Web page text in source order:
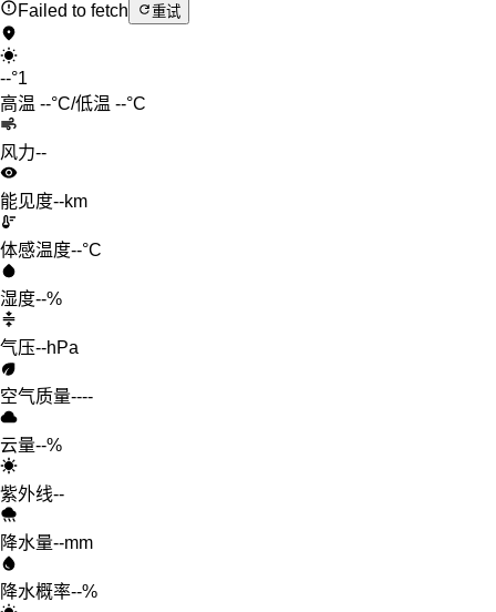
Failed to fetch
重试
--°1
高温 --°C/低温 --°C
风力--
能见度--km
体感温度--°C
湿度--%
气压--hPa
空气质量----
云量--%
紫外线--
降水量--mm
降水概率--%